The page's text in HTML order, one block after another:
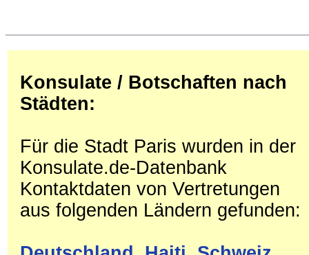
Konsulate / Botschaften nach
Städten:
Für die Stadt Paris wurden in der
Konsulate.de-Datenbank
Kontaktdaten von Vertretungen
aus folgenden Ländern gefunden: